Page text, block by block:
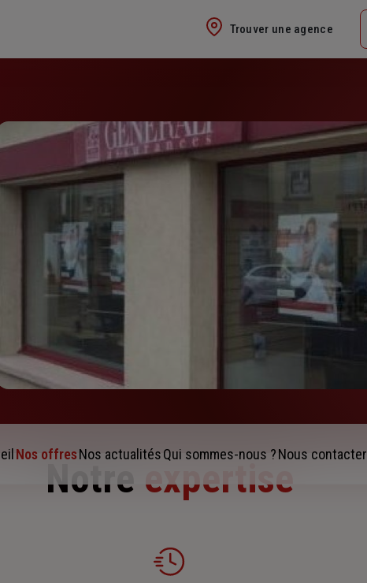
Trouver une agence
Nos offresNos actualitésQui sommes-nous ?Nous contacter
Notre expertise